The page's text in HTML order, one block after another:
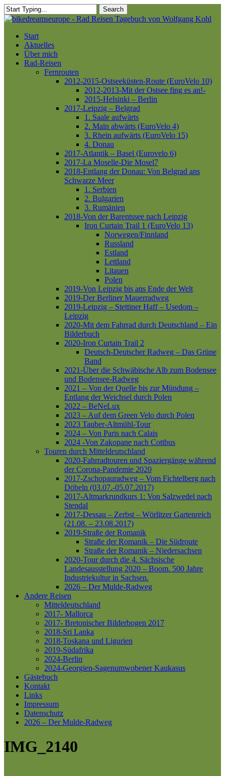
Skip
to
content
Search
Close
Menu
Start
Aktuelles
Über mich
Rad-Reisen
Fernrouten
2012-2015-Ostseeküsten-Route (EuroVelo 10)
2012-2013-Mit der Ostsee fing es an!-
2015-Helsinki – Berlin
2017-Leipzig – Belgrad
1. Saale aufwärts
2. Main abwärts (EuroVelo 4)
3. Rhein aufwärts (EuroVelo 15)
4. Donau
2017-Atlantik – Basel (Eurovelo 6)
2017-La Moselle-Die Mosel7
2018-Entlang der Donau: Von Belgrad ans
Schwarze Meer
1. Serbien
2. Bulgarien
3. Rumänien
2018-Von der Barentssee nach Leipzig
Iron Curtain Trail 1 (EuroVelo 13)
Norwegen/Finnland
Russland
Estland
Lettland
Litauen
Polen
2019-Von Leipzig bis ans Ende der Welt
2019-Der Berliner Mauerradweg
2019-Leipzig – Stettiner Haff – Usedom –
Leipzig
2020-Mit dem Fahrrad durch Deutschland – Ein
Bilderbuch
2020-Iron Curtain Trail 2
Deutsch-Deutscher Radweg – Das Grüne
Band
2021-Über die Schwäbische Alb zum Bodensee
und Bodensee-Radweg
2021 – Von der Quelle bis zur Mündung –
Entlang der Weichsel durch Polen
2022 – BeNeLux
2023 – Auf dem Green Velo durch Polen
2023 Tauber-Altmühl-Tour
2024 – Von Paris nach Calais
2024 -Von Zakopane nach Cottbus
Touren durch Mitteldeutschland
2020-Fahrradtouren und Spaziergänge während
der Corona-Pandemie 2020
2017-Zschopauradweg – Vom Fichtelberg nach
Döbeln (03.07.-05.07.2017)
2017-Altmarkrundkurs 1: Von Salzwedel nach
Stendal
2017-Dessau – Zerbst – Wörlitzer Gartenreich
(21.08. – 23.08.2017)
2019-Straße der Romanik
Straße der Romanik – Die Südroute
Straße der Romanik – Niedersachsen
2020-Tour durch die 4. Sächsische
Landesausstellung 2020 – Boom. 500 Jahre
Industriekultur in Sachsen.
2026 – Der Mulde-Radweg
Andere Reisen
Mitteldeutschland
2017- Mallorca
2017- Bretonischer Bilderbogen 2017
2018-Sri Lanka
2018-Toskana und Ligurien
2019-Südafrika
2024-Berlin
2024-Georgien-Sagenumwobener Kaukasus
Gästebuch
Kontakt
Links
Impressum
Datenschutz
2026 – Der Mulde-Radweg
IMG_2140
Close